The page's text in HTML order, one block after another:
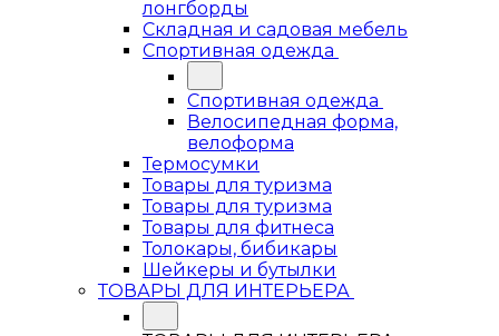
лонгборды
Складная и садовая мебель
Спортивная одежда
Спортивная одежда
Велосипедная форма,
велоформа
Термосумки
Товары для туризма
Товары для туризма
Товары для фитнеса
Толокары, бибикары
Шейкеры и бутылки
ТОВАРЫ ДЛЯ ИНТЕРЬЕРА